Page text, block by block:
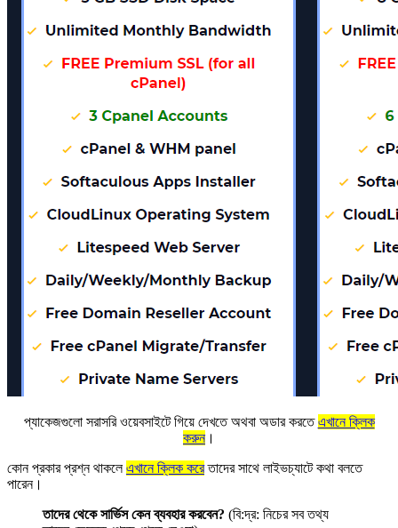
প্যাকেজগুলো সরাসরি ওয়েবসাইটে গিয়ে দেখতে অথবা অডার করতেএখানে ক্লিক
করুন।
কোন প্রকার প্রশ্ন থাকলেএখানে ক্লিক করেতাদের সাথে লাইভচ্যাটে কথা বলতে
পারেন।
তাদের থেকে সার্ভিস কেন ব্যবহার করবেন? (বি:দ্র: নিচের সব তথ্য